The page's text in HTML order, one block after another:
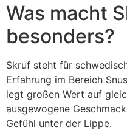
Was macht
besonders?
Skruf steht für
Erfahrung im Bereich
legt großen Wert auf
ausgewogene
Gefühl unter der Lippe.